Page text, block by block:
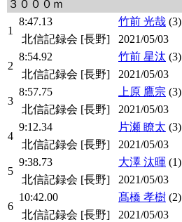
３０００ｍ
1
8:47.13 竹前 光哉 (3)
北信記録会 [長野]
2021/05/03
2
8:54.92 竹前 星汰 (3)
北信記録会 [長野]
2021/05/03
3
8:57.75 上原 鷹宗 (3)
北信記録会 [長野]
2021/05/03
4
9:12.34 片瀬 瞭太 (3)
北信記録会 [長野]
2021/05/03
5
9:38.73 大澤 汰暉 (1)
北信記録会 [長野]
2021/05/03
6
10:42.00 髙橋 孝樹 (2)
北信記録会 [長野]
2021/05/03